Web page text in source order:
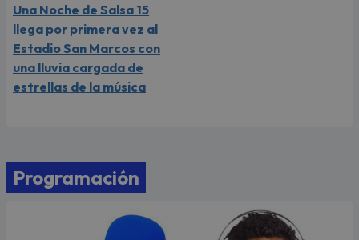
Una Noche de Salsa 15
llega por primera vez al
Estadio San Marcos con
una lluvia cargada de
estrellas de la música
Programación